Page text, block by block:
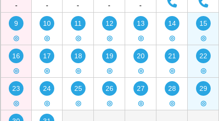
-
-
-
-
-
9
◎
10
◎
11
◎
12
◎
13
◎
14
◎
15
◎
16
◎
17
◎
18
◎
19
◎
20
◎
21
◎
22
◎
23
◎
24
◎
25
◎
26
◎
27
◎
28
◎
29
◎